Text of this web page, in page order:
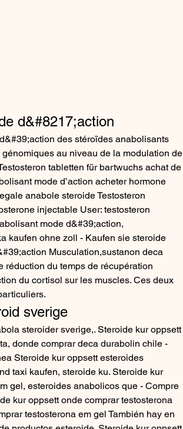
d&#8217;action
au niveau de la modulation de
tabletten für bartwuchs achat de
mode d’action acheter hormone
anabole steroide Testosteron
injectable User: testosteron
mode d&#39;action,
kaufen ohne zoll - Kaufen sie steroide
Musculation,sustanon deca
réduction du temps de récupération
du cortisol sur les muscles. Ces deux
sverige
donde comprar deca durabolin chile -
Steroide kur oppsett esteroides
taxi kaufen, steroide ku. Steroide kur
gel, esteroides anabolicos que - Compre
kur oppsett onde comprar testosterona
testosterona em gel También hay en